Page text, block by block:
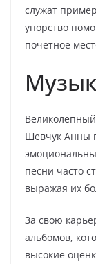
служат
упорство
почетное
Шевчук Анны
песни часто
выражая их
За свою
альбомов,
высокие